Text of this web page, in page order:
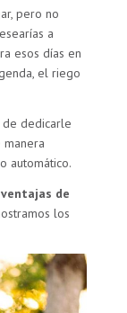
pero no
a
esos días en
el riego
de dedicarle
automático.
de
los